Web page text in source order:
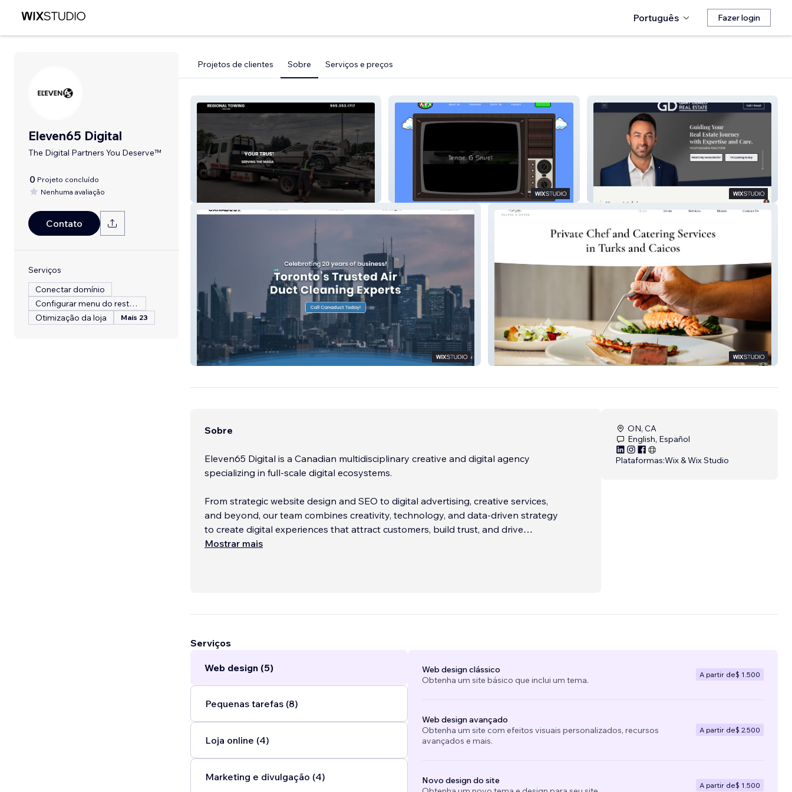
Português Fazer login
Eleven65 Digital
The Digital Partners You Deserve™
0 Projeto concluído
Nenhuma avaliação
Contato
Serviços
Conectar domínio
Configurar menu do restaurante
Otimização da loja
Mais 23
Projetos de clientes Sobre Serviços e preços
NEX Game Store
Canaduct Cleaning Olives & Dates
Sobre
Eleven65 Digital is a Canadian multidisciplinary creative and digital agency
specializing in full-scale digital ecosystems.
From strategic website design and SEO to digital advertising, creative services,
and beyond, our team combines creativity, technology, and data-driven strategy
to create digital experiences that attract customers, build trust, and drive
measurable results.
solutions built for long-term growth....
Mostrar mais
ON, CA
English, Español
Plataformas:Wix & Wix Studio
Serviços
Web design (5)
Pequenas tarefas (8)
Loja online (4)
Marketing e divulgação (4)
Web design clássico
Obtenha um site básico que inclui um tema.
A partir de$ 1.500
Web design avançado
Obtenha um site com efeitos visuais personalizados, recursos
avançados e mais.
A partir de$ 2.500
Novo design do site
A partir de$ 1.500